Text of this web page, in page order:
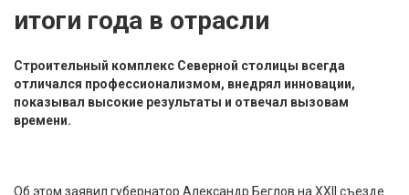
итоги года в отрасли
Строительный комплекс Северной столицы всегда
отличался профессионализмом, внедрял инновации,
показывал высокие результаты и отвечал вызовам
времени.
Об этом заявил губернатор Александр Беглов на XXII съезде